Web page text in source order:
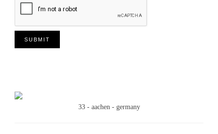
33 - aachen - germany